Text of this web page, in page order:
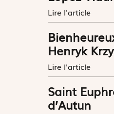
Lire l'article
Henryk
Lire l'article
Saint
d’Autun